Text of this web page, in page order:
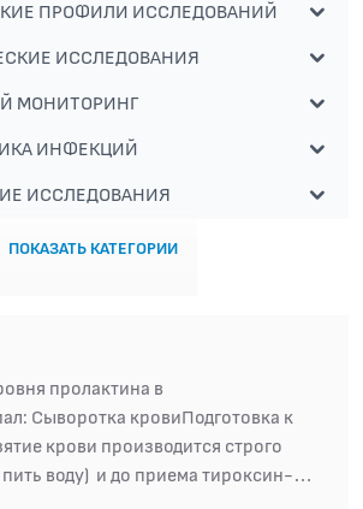
ПРОФИЛИ ИССЛЕДОВАНИЙ
ИССЛЕДОВАНИЯ
МОНИТОРИНГ
ИНФЕКЦИЙ
ИССЛЕДОВАНИЯ
ПОКАЗАТЬ КАТЕГОРИИ
пролактина в
Сыворотка кровиПодготовка к
крови производится строго
воду) и до приема тироксин-